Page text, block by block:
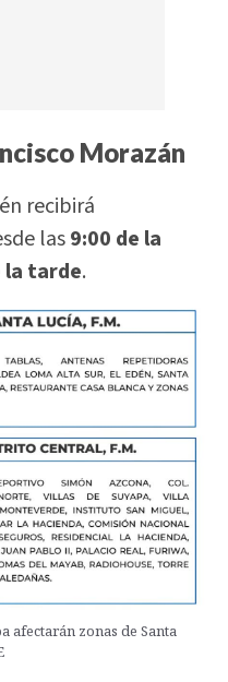
Morazán
recibirá
las9:00 de la
la tarde.
afectarán zonas de Santa